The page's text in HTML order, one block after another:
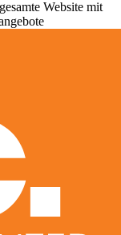
Website mit